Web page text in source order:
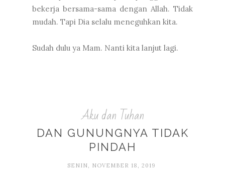
bekerja bersama-sama dengan Allah. Tidak
mudah. Tapi Dia selalu meneguhkan kita.
Sudah dulu ya Mam. Nanti kita lanjut lagi.
Aku dan Tuhan
DAN GUNUNGNYA TIDAK
PINDAH
SENIN, NOVEMBER 18, 2019